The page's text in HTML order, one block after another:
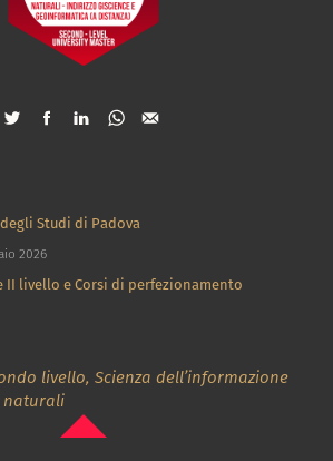
Studi di Padova
2026
II livello e Corsi di perfezionamento
livello, Scienza dell’informazione
naturali